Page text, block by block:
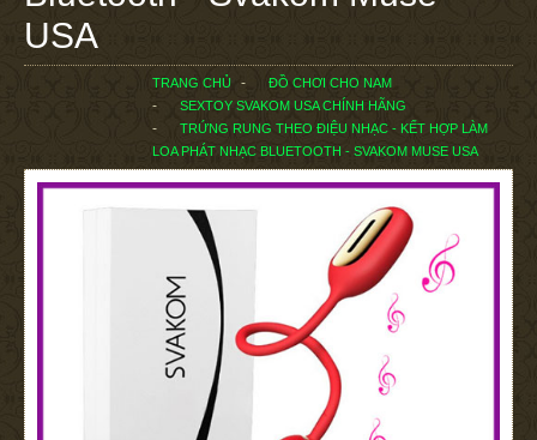
USA
TRANG CHỦ
ĐỒ CHƠI CHO NAM
SEXTOY SVAKOM USA CHÍNH HÃNG
TRỨNG RUNG THEO ĐIỆU NHẠC - KẾT HỢP LÀM
LOA PHÁT NHẠC BLUETOOTH - SVAKOM MUSE USA